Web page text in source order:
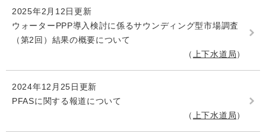
2025年2月12日更新
ウォーターPPP導入検討に係るサウンディング型市場調査
（第2回）結果の概要について
上下水道局
2024年12月25日更新
PFASに関する報道について
上下水道局